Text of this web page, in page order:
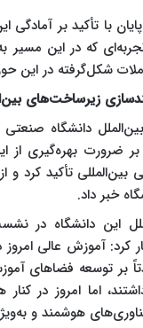
با تأکید بر آمادگی
که در این
شکل‌گرفته در این
زیرساخت‌های
دانشگاه
بهره‌گیری از
تأکید کرد و
خبر داد.
این دانشگاه در
کرد: آموزش عالی
بر توسعه فضاهای
اما امروز در
هوشمند و